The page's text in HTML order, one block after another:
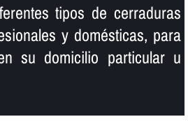
tipos de cerraduras
y domésticas, para
su domicilio particular u